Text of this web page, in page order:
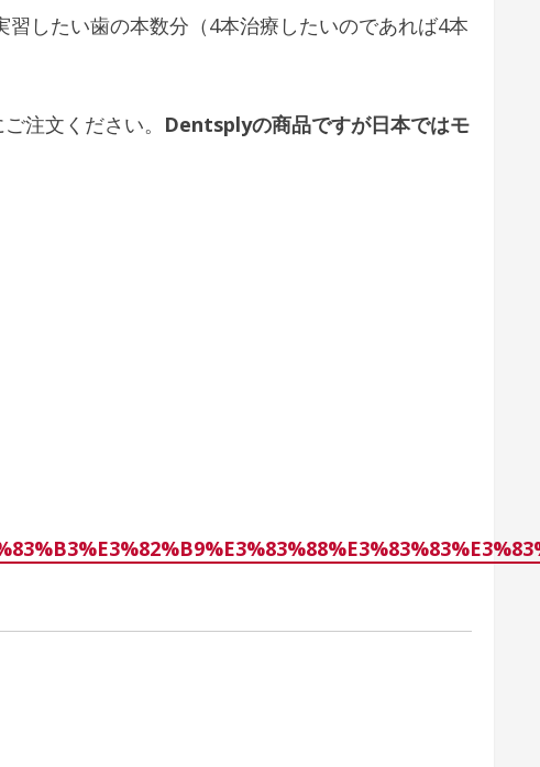
したい歯の本数分（4本治療したいのであれば4本
注文ください。 Dentsplyの商品ですが日本ではモ